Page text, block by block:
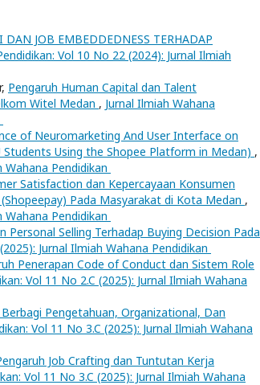
DAN JOB EMBEDDEDNESS TERHADAP
Vol 10 No 22 (2024): Jurnal Ilmiah
Pengaruh Human Capital dan Talent
Witel Medan , Jurnal Ilmiah Wahana
of Neuromarketing And User Interface on
Using the Shopee Platform in Medan) ,
Wahana Pendidikan
Satisfaction dan Kepercayaan Konsumen
Pada Masyarakat di Kota Medan ,
Wahana Pendidikan
Personal Selling Terhadap Buying Decision Pada
Jurnal Ilmiah Wahana Pendidikan
Penerapan Code of Conduct dan Sistem Role
Vol 11 No 2.C (2025): Jurnal Ilmiah Wahana
Pengetahuan, Organizational, Dan
Vol 11 No 3.C (2025): Jurnal Ilmiah Wahana
Job Crafting dan Tuntutan Kerja
Vol 11 No 3.C (2025): Jurnal Ilmiah Wahana